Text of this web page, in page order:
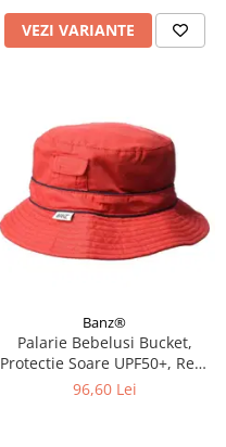
VEZI VARIANTE
Banz®
Palarie Bebelusi Bucket,
Protectie Soare UPF50+, Red,
Diverse marimi
96,60 Lei